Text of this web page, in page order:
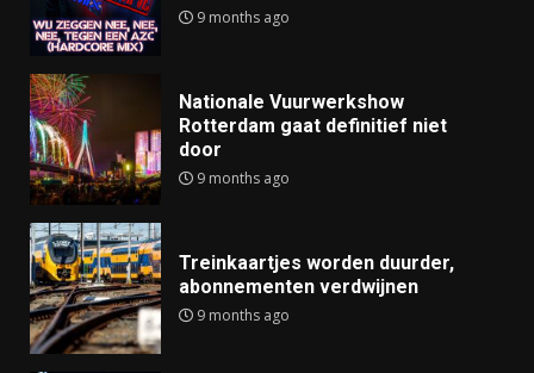
9 months ago
Nationale Vuurwerkshow
Rotterdam gaat definitief niet
door
9 months ago
Treinkaartjes worden duurder,
abonnementen verdwijnen
9 months ago